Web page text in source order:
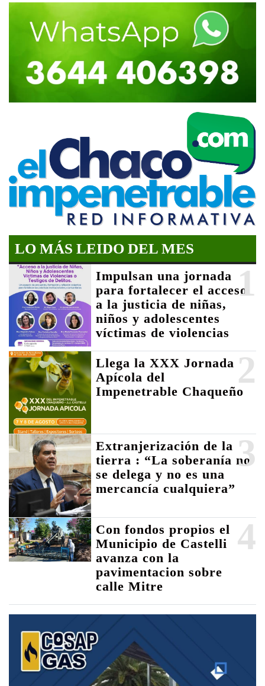
LO MÁS LEIDO DEL MES
1
Impulsan una jornada
para fortalecer el acceso
a la justicia de niñas,
niños y adolescentes
víctimas de violencias
2
Llega la XXX Jornada
Apícola del
Impenetrable Chaqueño
3
Extranjerización de la
tierra : “La soberanía no
se delega y no es una
mercancía cualquiera”
4
Con fondos propios el
Municipio de Castelli
avanza con la
pavimentacion sobre
calle Mitre